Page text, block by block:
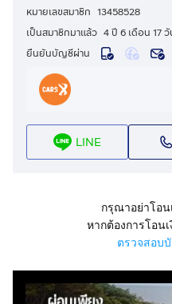
การันตียอดขายมากกว่า
คุณสมบัติเด่น
Brand&Model (ยี่ห้อ - รุ่น )
Registration Year (ปีจด)
Mileage * (เลขไมล์) :
Gear (เกียร์) : AT
Gear System (ระบบเกียร์) :
Engine Capacity (ความจุก
Engine Detail (รายละเอียด
หมายเลขสมาชิก 13458528
เป็นสมาชิกมาแล้ว 4 ปี 6 เดือน 17
ยืนยันบัญชีผ่าน
LINE
กรุณาอย่าโอน
หากต้องการโอน
ตรวจสอบ